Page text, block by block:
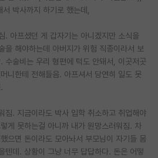
판
박사까지 하기로 했는데,
. 아프셨던 게 갑자기는 아니겠지만 소식을
을 해야하는데 아버지가 위험 직종이라서 보
수술비는 우리 형편에 턱도 안돼서, 이곳저곳
니한테 전해들음. 아프셔서 당연히 일도 못
짐. 지금이라도 박사 입학 취소하고 취업해야
게 못하는걸 아니까 내가 원망스러워짐. 차
으면 돈이라도 모아놔서 부모님이 자기들 몸
텐데. 상황이 그냥 너무 답답하다. 돈은 어떻